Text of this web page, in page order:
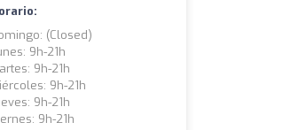
(closed)
9h-21h
9h-21h
9h-21h
9h-21h
9h-21h